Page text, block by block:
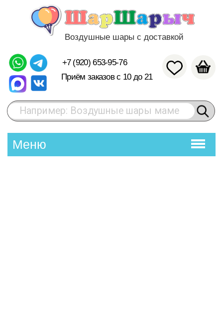
Воздушные шары с доставкой
Приём заказов с 10 до 21
Меню
Например: Воздушные шары маме